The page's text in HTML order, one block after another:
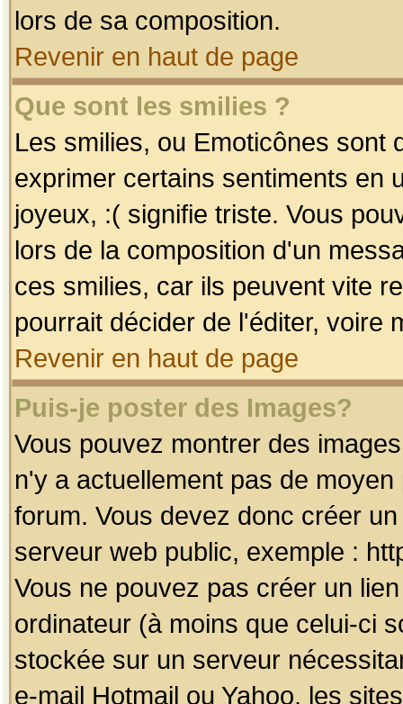
lors de sa composition.
Revenir en haut de page
Que sont les smilies ?
Les smilies, ou Emoticônes sont
exprimer certains sentiments en
joyeux, :( signifie triste. Vous
lors de la composition d'un
ces smilies, car ils peuvent vite
pourrait décider de l'éditer, voire
Revenir en haut de page
Puis-je poster des Images?
Vous pouvez montrer des
n'y a actuellement pas de
forum. Vous devez donc créer
serveur web public, exemple :
Vous ne pouvez pas créer un
ordinateur (à moins que celui-ci
stockée sur un serveur
e-mail Hotmail ou Yahoo, les